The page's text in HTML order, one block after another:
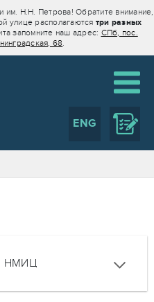
Н.Н. Петрова! Обратите внимание,
улице располагаются три разных
запомните наш адрес: СПб, пос.
68.
ENG
НМИЦ